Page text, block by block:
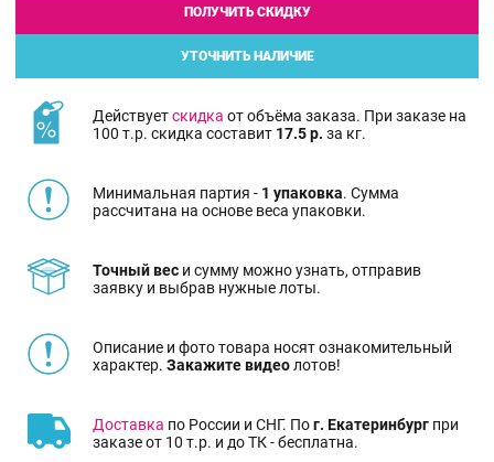
ПОЛУЧИТЬ СКИДКУ
УТОЧНИТЬ НАЛИЧИЕ
Действуетскидка от объёма заказа. При заказе на
100 т.р. скидка составит 17.5 р. за кг.
Минимальная партия - 1 упаковка. Сумма
рассчитана на основе веса упаковки.
Точный вес и сумму можно узнать, отправив
заявку и выбрав нужные лоты.
Описание и фото товара носят ознакомительный
характер. Закажите видеолотов!
Доставка по России и СНГ. Пог. Екатеринбург при
заказе от 10 т.р. и до ТК - бесплатна.